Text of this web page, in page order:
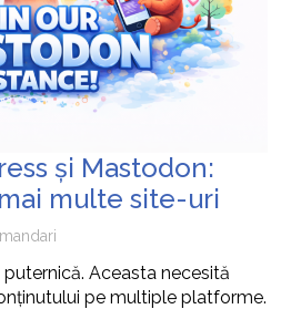
și Mastodon:
multe site-uri
Aceasta necesită
pe multiple platforme.